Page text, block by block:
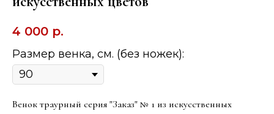
4 000 р.
Размер венка, см. (без ножек):
Венок траурный серия "Заказ" № 1 из искусственных